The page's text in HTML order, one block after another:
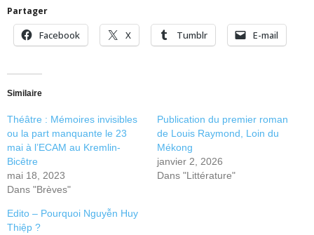
Partager
Facebook X Tumblr E-mail
Similaire
Théâtre : Mémoires invisibles
ou la part manquante le 23
mai à l’ECAM au Kremlin-
Bicêtre
mai 18, 2023
Dans "Brèves"
Publication du premier roman
de Louis Raymond, Loin du
Mékong
janvier 2, 2026
Dans "Littérature"
Edito – Pourquoi Nguyễn Huy
Thiệp ?